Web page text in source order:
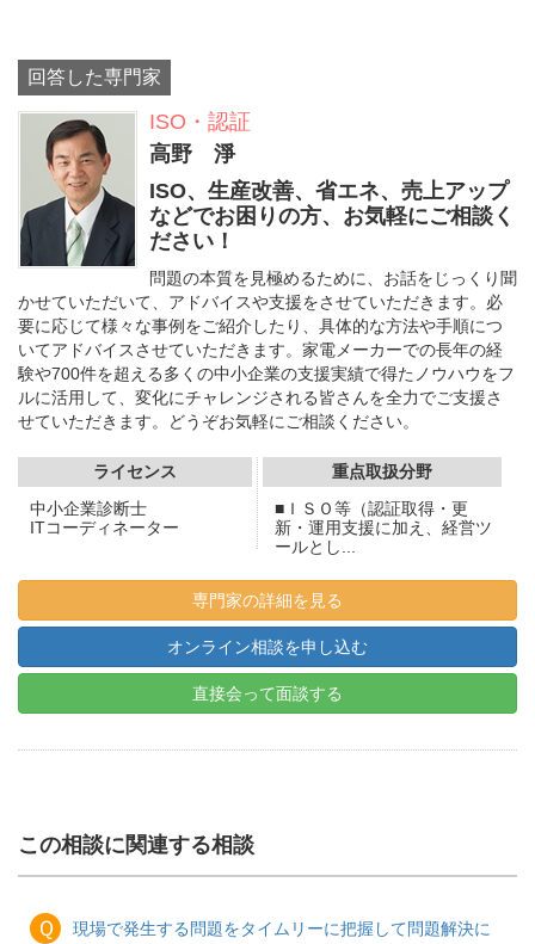
回答した専門家
ISO・認証
高野 淨
ISO、生産改善、省エネ、売上アップ
などでお困りの方、お気軽にご相談く
ださい！
問題の本質を見極めるために、お話をじっくり聞
かせていただいて、アドバイスや支援をさせていただきます。必
要に応じて様々な事例をご紹介したり、具体的な方法や手順につ
いてアドバイスさせていただきます。家電メーカーでの長年の経
験や700件を超える多くの中小企業の支援実績で得たノウハウをフ
ルに活用して、変化にチャレンジされる皆さんを全力でご支援さ
せていただきます。どうぞお気軽にご相談ください。
ライセンス
中小企業診断士
ITコーディネーター
重点取扱分野
■ＩＳＯ等（認証取得・更
新・運用支援に加え、経営ツ
ールとし...
専門家の詳細を見る
オンライン相談を申し込む
直接会って面談する
この相談に関連する相談
Ｑ
現場で発生する問題をタイムリーに把握して問題解決に